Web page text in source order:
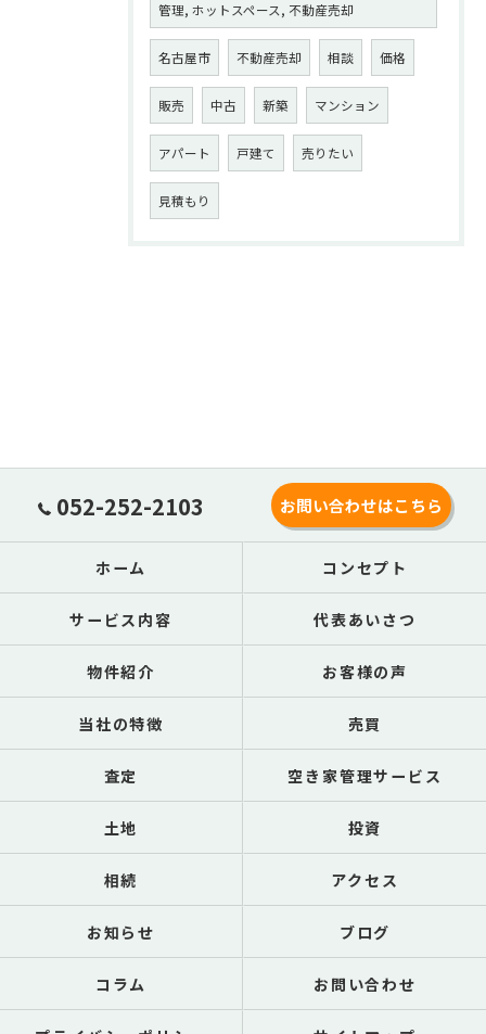
管理, ホットスペース, 不動産売却
名古屋市 不動産売却 相談 価格
販売 中古 新築 マンション
アパート 戸建て 売りたい
見積もり
052-252-2103 お問い合わせはこちら
ホーム コンセプト
サービス内容 代表あいさつ
物件紹介 お客様の声
当社の特徴 売買
査定 空き家管理サービス
土地 投資
相続 アクセス
お知らせ ブログ
コラム お問い合わせ